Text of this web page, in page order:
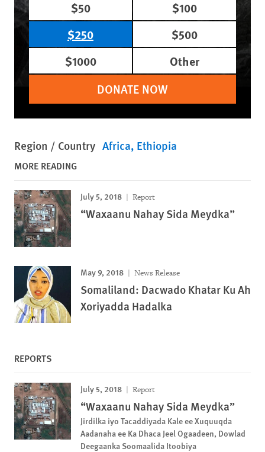
$50
$100
$250
$500
$1000
Other
DONATE NOW
Region / Country Africa Ethiopia
MORE READING
July 5, 2018 Report
“Waxaanu Nahay Sida Meydka”
May 9, 2018 News Release
Somaliland: Dacwado Khatar Ku Ah
Xoriyadda Hadalka
REPORTS
July 5, 2018 Report
“Waxaanu Nahay Sida Meydka”
Jirdilka iyo Tacaddiyada Kale ee Xuquuqda
Aadanaha ee Ka Dhaca Jeel Ogaadeen, Dowlad
Deegaanka Soomaalida Itoobiya